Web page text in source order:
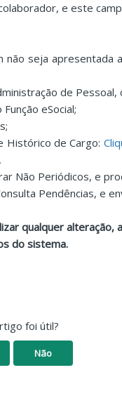
e este
não seja
de
eSocial;
Histórico de Cargo:
Não Periódicos, e
Pendências, e
qualquer
do sistema.
foi útil?
Não